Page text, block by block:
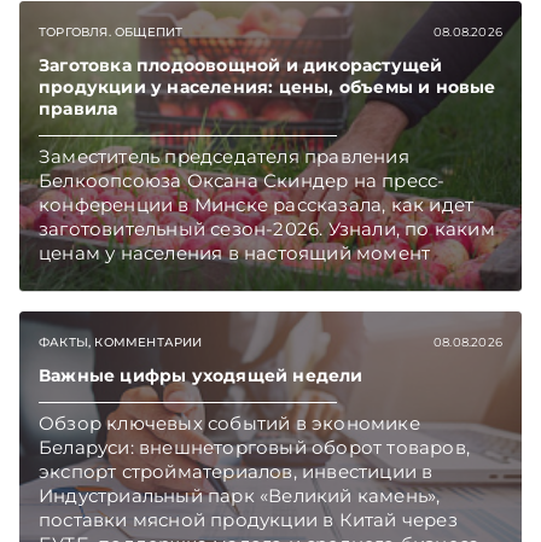
ТОРГОВЛЯ. ОБЩЕПИТ 08.08.2026
Заготовка плодоовощной и дикорастущей
продукции у населения: цены, объемы и новые
правила
Заместитель председателя правления
Белкоопсоюза Оксана Скиндер на пресс-
конференции в Минске рассказала, как идет
заготовительный сезон-2026. Узнали, по каким
ценам у населения в настоящий момент
закупают продукцию, сколько
как изменились правила игры в текущем году.
Подписывайтесь на Telegram‑канал и Viber.
Главное об экономике Беларуси — раньше,
чем в новостях TelegramViber
ФАКТЫ, КОММЕНТАРИИ 08.08.2026
Важные цифры уходящей недели
Обзор ключевых событий в экономике
Беларуси: внешнеторговый оборот товаров,
экспорт стройматериалов, инвестиции в
Индустриальный парк «Великий камень»,
поставки мясной продукции в Китай через